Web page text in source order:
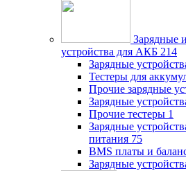
Зарядные
устройства для АКБ 214
Зарядные
Тестеры для
Прочие зарядные
Зарядные
Прочие тестеры 1
Зарядные
питания 75
BMS платы и
Зарядные